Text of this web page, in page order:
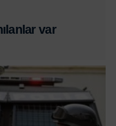
var